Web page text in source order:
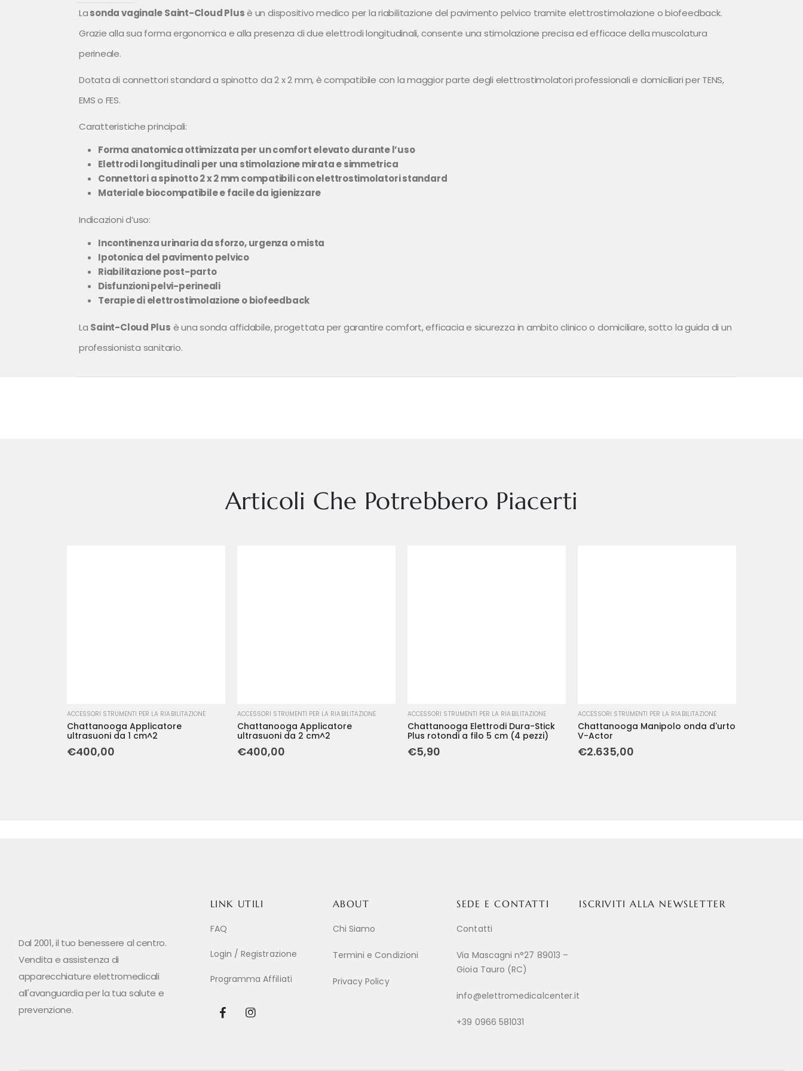
Lasonda vaginale Saint-Cloud Plusè un dispositivo medico per la riabilitazione del pavimento pelvico tramite elettrostimolazione o biofeedback.
Grazie alla sua forma ergonomica e alla presenza di due elettrodi longitudinali, consente una stimolazione precisa ed efficace della muscolatura
perineale.
Dotata di connettori standard a spinotto da 2 x 2 mm, è compatibile con la maggior parte degli elettrostimolatori professionali e domiciliari per TENS,
EMS o FES.
Caratteristiche principali:
Forma anatomica ottimizzata per un comfort elevato durante l’uso
Elettrodi longitudinali per una stimolazione mirata e simmetrica
Connettori a spinotto 2 x 2 mm compatibili con elettrostimolatori standard
Materiale biocompatibile e facile da igienizzare
Indicazioni d’uso:
Incontinenza urinaria da sforzo, urgenza o mista
Ipotonica del pavimento pelvico
Riabilitazione post-parto
Disfunzioni pelvi-perineali
Terapie di elettrostimolazione o biofeedback
La Saint-Cloud Plus è una sonda affidabile, progettata per garantire comfort, efficacia e sicurezza in ambito clinico o domiciliare, sotto la guida di un
professionista sanitario.
Articoli Che Potrebbero Piacerti
ACCESSORI STRUMENTI PER LA RIABILITAZIONE
Chattanooga Applicatore
ultrasuoni da 1 cm^2
€400,00
ACCESSORI STRUMENTI PER LA RIABILITAZIONE
Chattanooga Applicatore
ultrasuoni da 2 cm^2
€400,00
ACCESSORI STRUMENTI PER LA RIABILITAZIONE
Chattanooga Elettrodi Dura-Stick
Plus rotondi a filo 5 cm (4 pezzi)
€5,90
ACCESSORI STRUMENTI PER LA RIABILITAZIONE
Chattanooga Manipolo onda d'urto
V-Actor
€2.635,00
Dal 2001, il tuo benessere al centro.
Vendita e assistenza di
apparecchiature elettromedicali
all'avanguardia per la tua salute e
prevenzione.
LINK UTILI
FAQ
Login / Registrazione
Programma Affiliati
ABOUT
Chi Siamo
Termini e Condizioni
Privacy Policy
SEDE E CONTATTI
Contatti
Via Mascagni n°27 89013 –
Gioia Tauro (RC)
info@elettromedicalcenter.it
+39 0966 581031
ISCRIVITI ALLA NEWSLETTER